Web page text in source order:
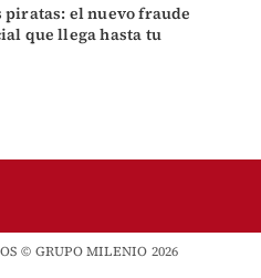
piratas: el nuevo fraude
que llega hasta tu
© GRUPO MILENIO 2026